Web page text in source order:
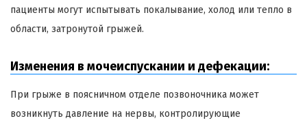
пациенты могут испытывать покалывание, холод или тепло в
области, затронутой грыжей.
Изменения в мочеиспускании и дефекации:
При грыже в поясничном отделе позвоночника может
возникнуть давление на нервы, контролирующие